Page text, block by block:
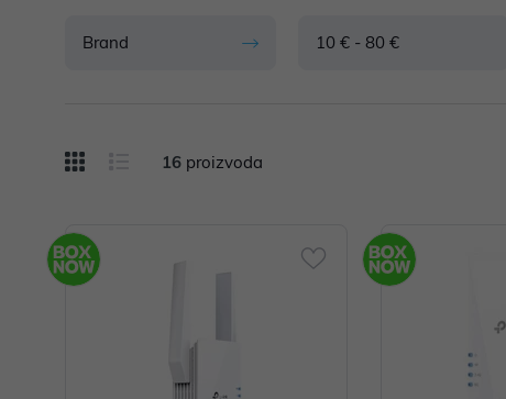
Brand 10 € - 80 €
16 proizvoda